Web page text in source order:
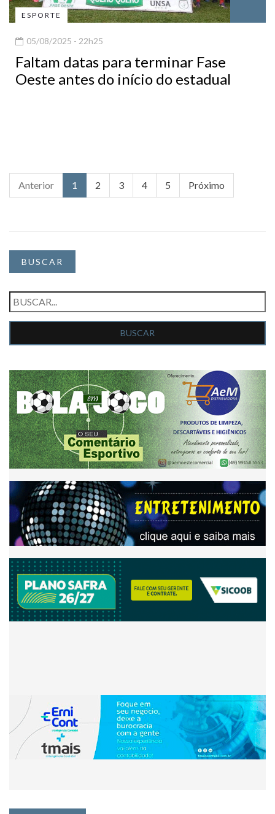
ESPORTE
05/08/2025 - 22h25
Faltam datas para terminar Fase
Oeste antes do início do estadual
Anterior 1 2 3 4 5 Próximo
BUSCAR